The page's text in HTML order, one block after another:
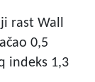
rast Wall
0,5
indeks 1,3